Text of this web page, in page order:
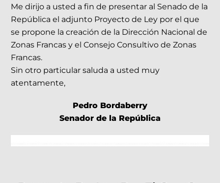
Me dirijo a usted a fin de presentar al Senado de la
República el adjunto Proyecto de Ley por el que
se propone la creación de la Dirección Nacional de
Zonas Francas y el Consejo Consultivo de Zonas
Francas.
Sin otro particular saluda a usted muy
atentamente,
Pedro Bordaberry
Senador de la República